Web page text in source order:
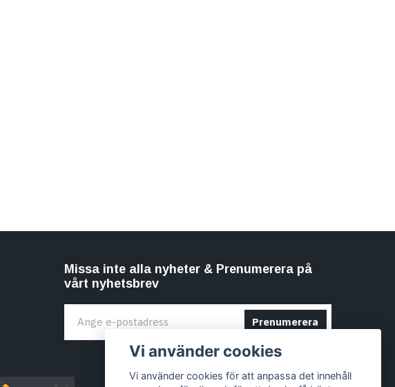
Missa inte alla nyheter & Prenumerera på
vårt nyhetsbrev
Prenumerera
Vi använder cookies
Vi använder cookies för att anpassa det innehåll